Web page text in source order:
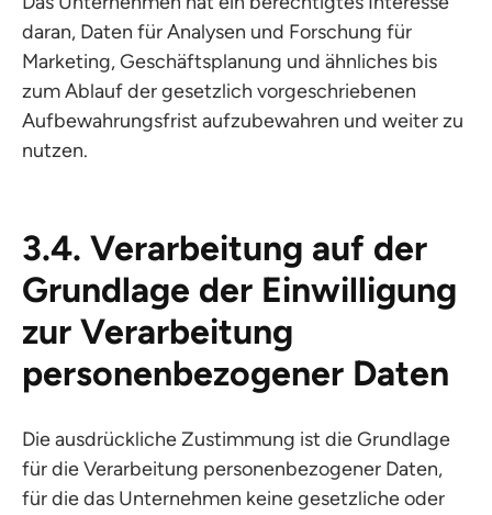
daran, Daten für Analysen und Forschung für
Marketing, Geschäftsplanung und ähnliches bis
zum Ablauf der gesetzlich vorgeschriebenen
Aufbewahrungsfrist aufzubewahren und weiter zu
nutzen.
3.4. Verarbeitung auf der
Grundlage der Einwilligung
zur Verarbeitung
personenbezogener Daten
Die ausdrückliche Zustimmung ist die Grundlage
für die Verarbeitung personenbezogener Daten,
für die das Unternehmen keine gesetzliche oder